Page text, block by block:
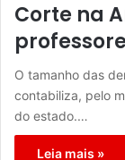
Corte na
O tamanho das
contabiliza, pelo
do estado.…
Leia mais »